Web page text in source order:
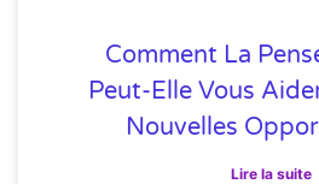
Comment La
Peut-Elle Vous
Nouvelles
Lire la suite